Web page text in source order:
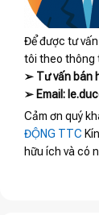
Để được tư
tôi theo thông
➢ Tư vấn bán
➢ Email:
Cảm ơn quý
ĐỘNG TTC
hữu ích và có